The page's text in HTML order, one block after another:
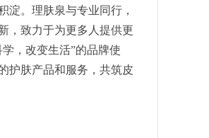
淀。理肤泉与专业同行，
，致力于为更多人提供更
，改变生活”的品牌使
护肤产品和服务，共筑皮